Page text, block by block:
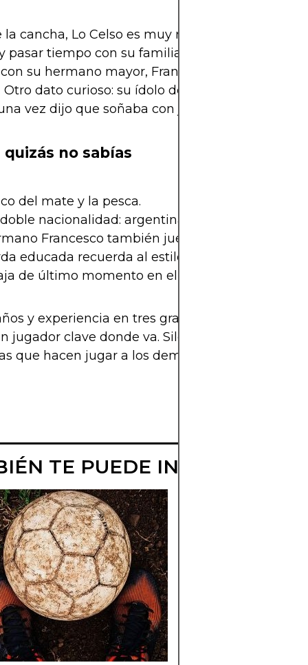
la cancha, Lo Celso es muy reservado. Le gusta
pasar tiempo con su familia. Tiene una relación
su hermano mayor, Francesco, quien
dato curioso: su ídolo de chico era Pablo
vez dijo que soñaba con jugar como él.
quizás no sabías
del mate y la pesca.
nacionalidad: argentina e italiana.
Francesco también juega en Rosario
educada recuerda al estilo de Aimar y
de último momento en el Mundial 2022 por
y experiencia en tres grandes ligas, Lo Celso
jugador clave donde va. Silencioso pero letal,
que hacen jugar a los demás y mejoran
TE PUEDE INTERESAR